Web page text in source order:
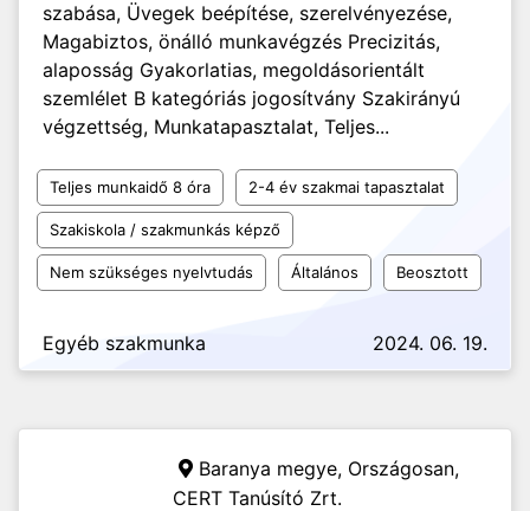
szabása, Üvegek beépítése, szerelvényezése,
Magabiztos, önálló munkavégzés Precizitás,
alaposság Gyakorlatias, megoldásorientált
szemlélet B kategóriás jogosítvány Szakirányú
végzettség, Munkatapasztalat, Teljes...
Teljes munkaidő 8 óra 2-4 év szakmai tapasztalat
Szakiskola / szakmunkás képző
Nem szükséges nyelvtudás Általános Beosztott
Egyéb szakmunka 2024. 06. 19.
Baranya megye, Országosan,
CERT Tanúsító Zrt.